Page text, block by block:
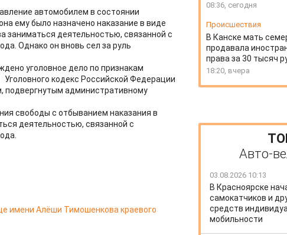
автомобилем в состоянии
ему было назначено наказание в виде
заниматься деятельностью, связанной с
Однако он вновь сел за руль
уголовное дело по признакам
кодекс Российской Федерации
подвергнутым административному
свободы с отбыванием наказания в
деятельностью, связанной с
имени Алёши Тимошенкова краевого
08:36, сегодня
Происшествия
В Канске мать
продавала
права за 30 тысяч
18:20, вчера
Авто-
03.08.2026 10:13
В Красноярске
самокатчиков и
средств
мобильности